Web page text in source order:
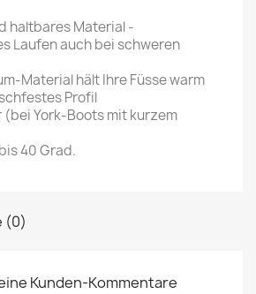
haltbares Material -
Laufen auch bei schweren
Material hält Ihre Füsse warm
Profil
York-Boots mit kurzem
40 Grad.
(0)
Kunden-Kommentare